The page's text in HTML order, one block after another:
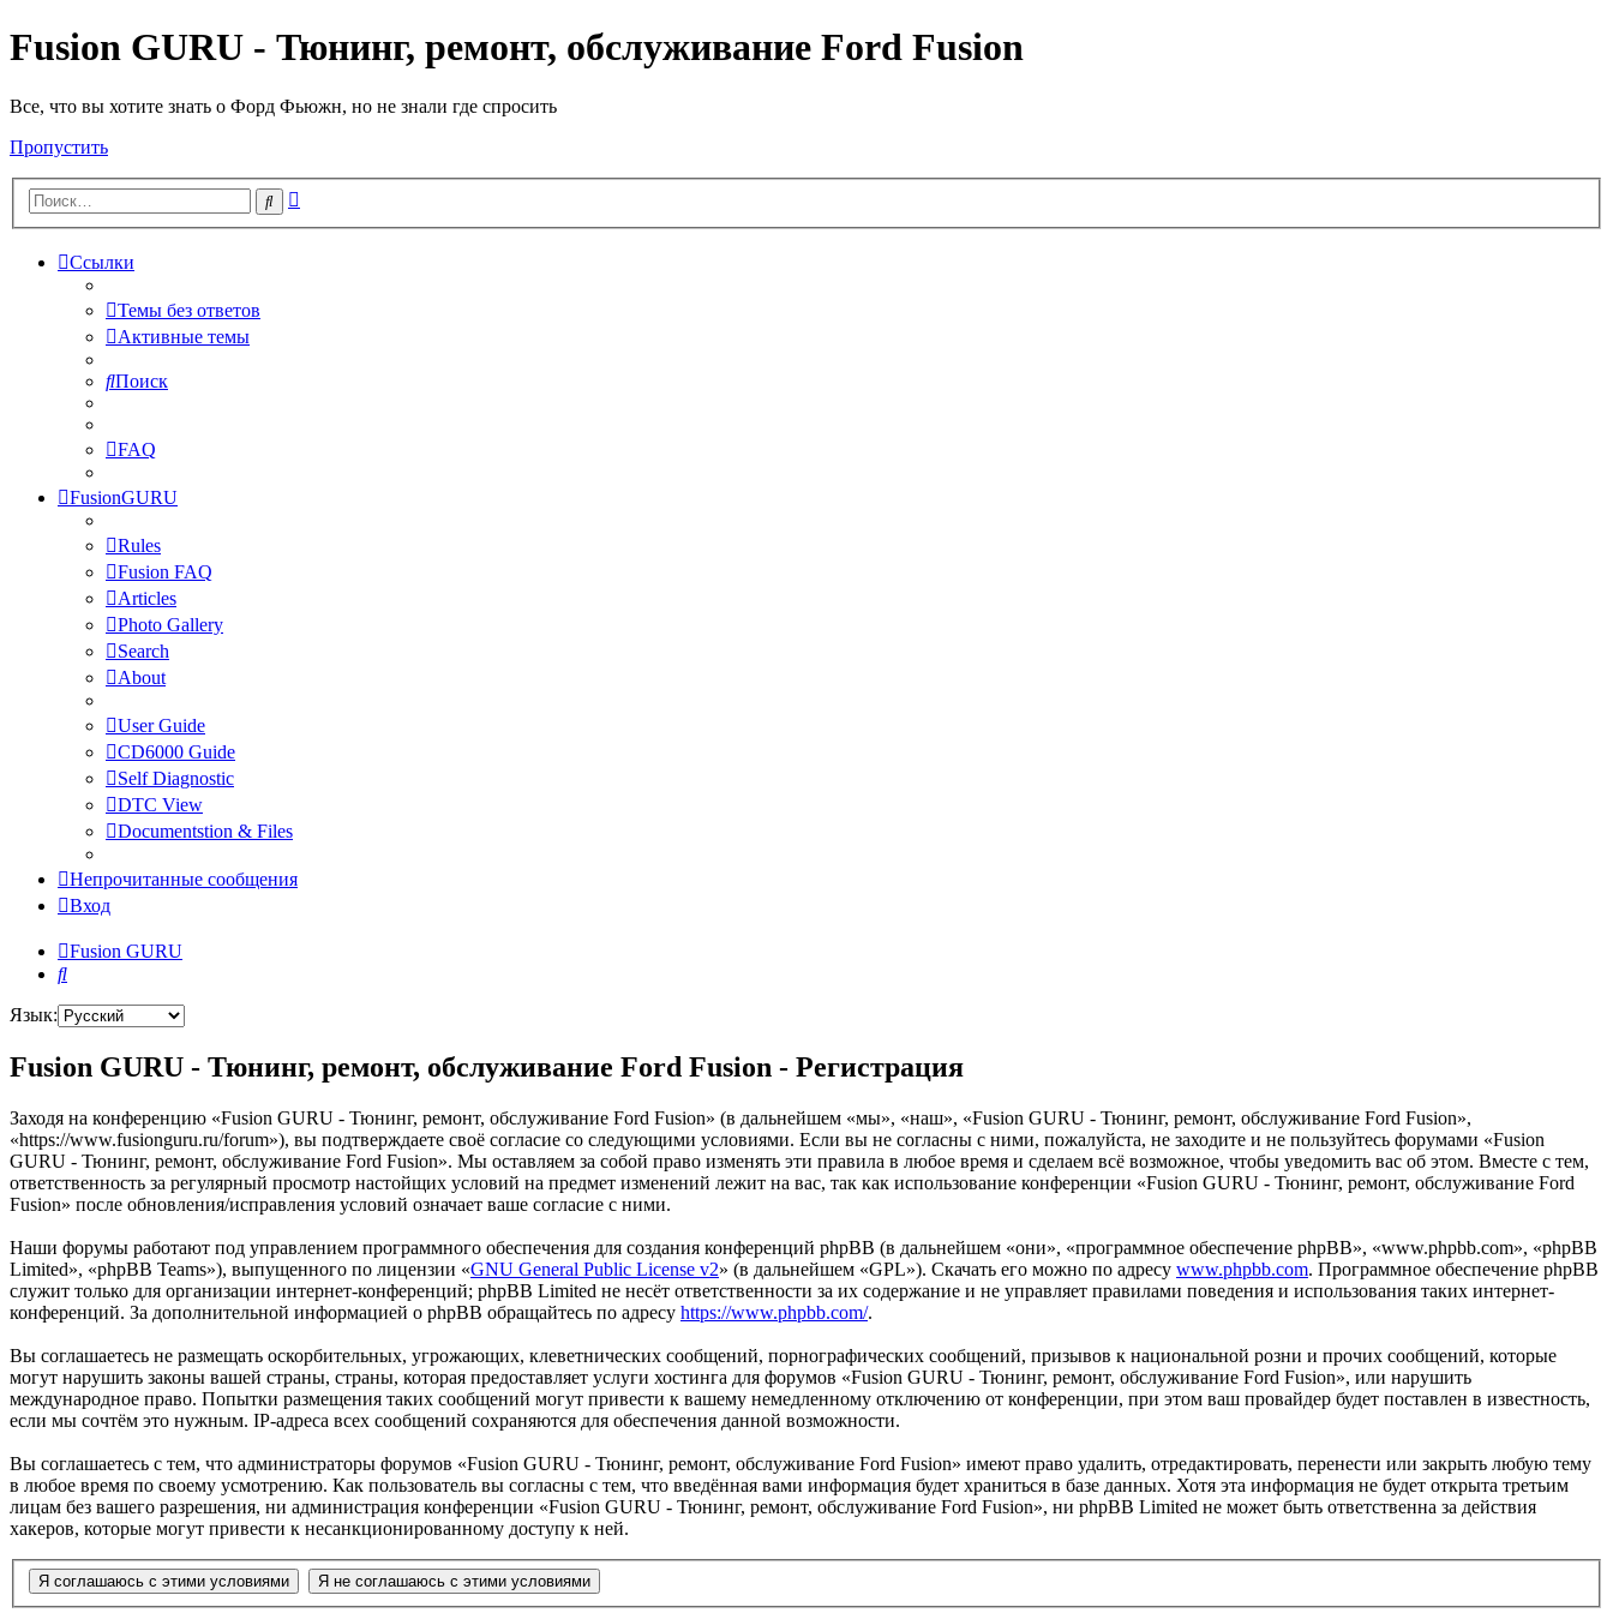
Fusion GURU - Тюнинг, ремонт, обслуживание Ford Fusion
Все, что вы хотите знать о Форд Фьюжн, но не знали где спросить
Пропустить
Поиск
Ссылки
Темы без ответов
Активные темы
Поиск
FAQ
FusionGURU
Rules
Fusion FAQ
Articles
Photo Gallery
Search
About
User Guide
CD6000 Guide
Self Diagnostic
DTC View
Documentstion & Files
Непрочитанные сообщения
Вход
Fusion GURU
Поиск
Язык:
Fusion GURU - Тюнинг, ремонт, обслуживание Ford Fusion - Регистрация
Заходя на конференцию «Fusion GURU - Тюнинг, ремонт, обслуживание Ford Fusion» (в дальнейшем «мы», «наш», «Fusion GURU - Тюнинг, ремонт, обслуживание Ford Fusion»,
«https://www.fusionguru.ru/forum»), вы подтверждаете своё согласие со следующими условиями. Если вы не согласны с ними, пожалуйста, не заходите и не пользуйтесь форумами «Fusion
GURU - Тюнинг, ремонт, обслуживание Ford Fusion». Мы оставляем за собой право изменять эти правила в любое время и сделаем всё возможное, чтобы уведомить вас об этом. Вместе с тем,
ответственность за регулярный просмотр настойщих условий на предмет изменений лежит на вас, так как использование конференции «Fusion GURU - Тюнинг, ремонт, обслуживание Ford
Fusion» после обновления/исправления условий означает ваше согласие с ними.
Наши форумы работают под управлением программного обеспечения для создания конференций phpBB (в дальнейшем «они», «программное обеспечение phpBB», «www.phpbb.com», «phpBB
Limited», «phpBB Teams»), выпущенного по лицензии «GNU General Public License v2» (в дальнейшем «GPL»). Скачать его можно по адресу www.phpbb.com. Программное обеспечение phpBB
служит только для организации интернет-конференций; phpBB Limited не несёт ответственности за их содержание и не управляет правилами поведения и использования таких интернет-
конференций. За дополнительной информацией о phpBB обращайтесь по адресу https://www.phpbb.com/.
Вы соглашаетесь не размещать оскорбительных, угрожающих, клеветнических сообщений, порнографических сообщений, призывов к национальной розни и прочих сообщений, которые
могут нарушить законы вашей страны, страны, которая предоставляет услуги хостинга для форумов «Fusion GURU - Тюнинг, ремонт, обслуживание Ford Fusion», или нарушить
международное право. Попытки размещения таких сообщений могут привести к вашему немедленному отключению от конференции, при этом ваш провайдер будет поставлен в известность,
если мы сочтём это нужным. IP-адреса всех сообщений сохраняются для обеспечения данной возможности.
Вы соглашаетесь с тем, что администраторы форумов «Fusion GURU - Тюнинг, ремонт, обслуживание Ford Fusion» имеют право удалить, отредактировать, перенести или закрыть любую тему
в любое время по своему усмотрению. Как пользователь вы согласны с тем, что введённая вами информация будет храниться в базе данных. Хотя эта информация не будет открыта третьим
лицам без вашего разрешения, ни администрация конференции «Fusion GURU - Тюнинг, ремонт, обслуживание Ford Fusion», ни phpBB Limited не может быть ответственна за действия
хакеров, которые могут привести к несанкционированному доступу к ней.